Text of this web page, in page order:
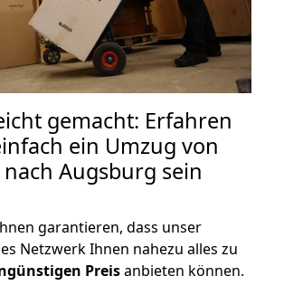
gemacht: Erfahren
ein Umzug von
Augsburg sein
garantieren, dass unser
Netzwerk Ihnen nahezu alles zu
Preisanbieten können.